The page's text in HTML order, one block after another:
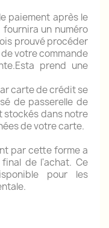
paiement après le
un numéro
prouvé procéder
votre commande
prend une
carte de crédit se
de passerelle de
stockés dans notre
de votre carte.
par cette forme a
de l'achat. Ce
pour les